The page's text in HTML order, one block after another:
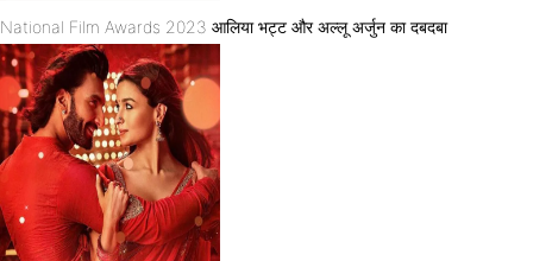
National Film Awards 2023 आलिया भट्ट और अल्लू अर्जुन का दबदबा